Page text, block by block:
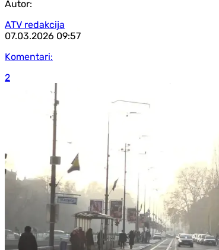
Autor:
ATV redakcija
07.03.2026 09:57
Komentari:
2